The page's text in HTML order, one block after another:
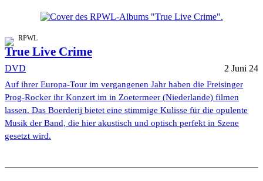
RPWL
True Live Crime
DVD 2 Juni 24
Auf ihrer Europa-Tour im vergangenen Jahr haben die Freisinger
Prog-Rocker ihr Konzert im in Zoetermeer (Niederlande) filmen
lassen. Das Boerderij bietet eine stimmige Kulisse für die opulente
Musik der Band, die hier akustisch und optisch perfekt in Szene
gesetzt wird.